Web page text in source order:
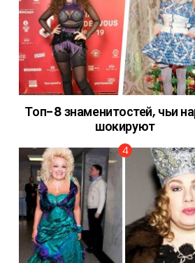
Топ-8 знаменитостей, чьи
шокируют